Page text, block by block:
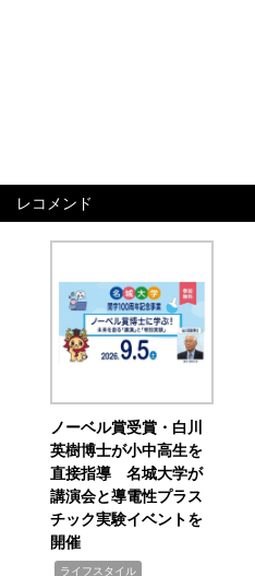
レコメンド
ノーベル賞受賞・白川
英樹博士が小中高生を
直接指導 名城大学が
講演会と導電性プラス
チック実験イベントを
開催
ライフスタイル